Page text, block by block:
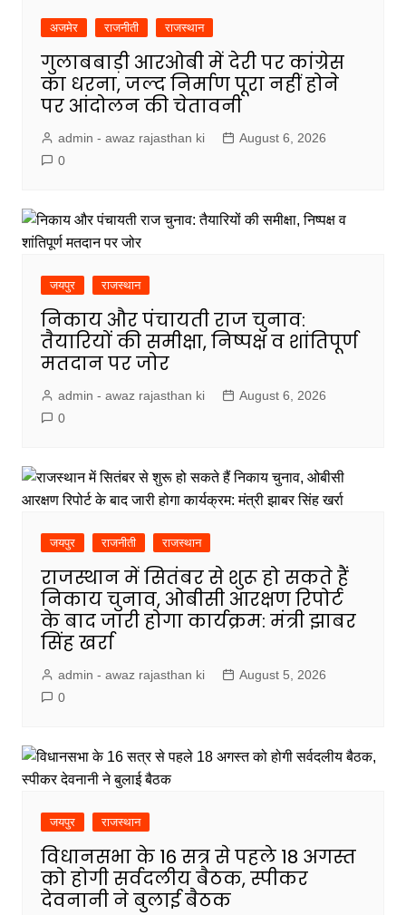
अजमेर राजनीती राजस्थान
गुलाबबाड़ी आरओबी में देरी पर कांग्रेस
का धरना, जल्द निर्माण पूरा नहीं होने
पर आंदोलन की चेतावनी
admin - awaz rajasthan ki
August 6, 2026
0
जयपुर राजस्थान
निकाय और पंचायती राज चुनाव:
तैयारियों की समीक्षा, निष्पक्ष व शांतिपूर्ण
मतदान पर जोर
admin - awaz rajasthan ki
August 6, 2026
0
जयपुर राजनीती राजस्थान
राजस्थान में सितंबर से शुरू हो सकते हैं
निकाय चुनाव, ओबीसी आरक्षण रिपोर्ट
के बाद जारी होगा कार्यक्रम: मंत्री झाबर
सिंह खर्रा
admin - awaz rajasthan ki
August 5, 2026
0
जयपुर राजस्थान
विधानसभा के 16 सत्र से पहले 18 अगस्त
को होगी सर्वदलीय बैठक, स्पीकर
देवनानी ने बुलाई बैठक